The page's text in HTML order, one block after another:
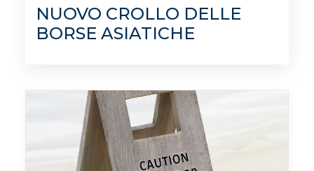
NUOVO CROLLO DELLE
BORSE ASIATICHE